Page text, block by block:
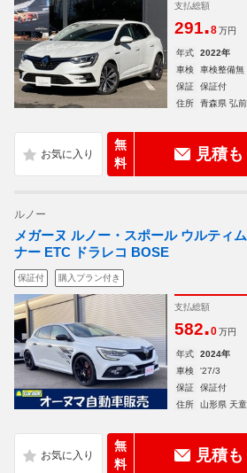
支払総額
291.8 万円
年式 2022年
車検
車検整備無
保証
保証付
住所
青森県 弘
無
料
見積
ルノー
メガーヌ ルノー・スポール ウルティ
ナー ETC ドラレコ BOSE
保証付 購入プラン付き
支払総額
582.0 万円
年式 2024年
車検
'27/3
保証
保証付
住所
山形県 天
無
料
見積